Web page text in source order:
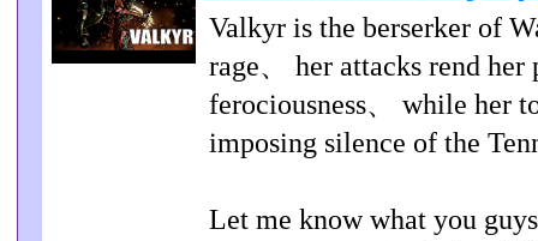
Valkyr is the berserker of
rage、 her attacks rend
ferociousness、 while her
imposing silence of the
Let me know what you